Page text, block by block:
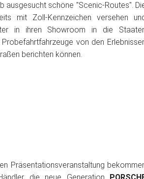
ausgesucht schöne "Scenic-Routes".
mit Zoll-Kennzeichen versehen
in ihren Showroom in die
von den
berichten können.
Präsentationsveranstaltung